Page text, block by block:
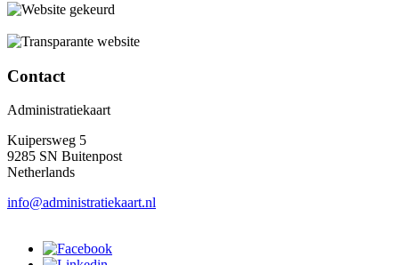
Contact
Administratiekaart
Kuipersweg 5
9285 SN Buitenpost
Netherlands
info@administratiekaart.nl